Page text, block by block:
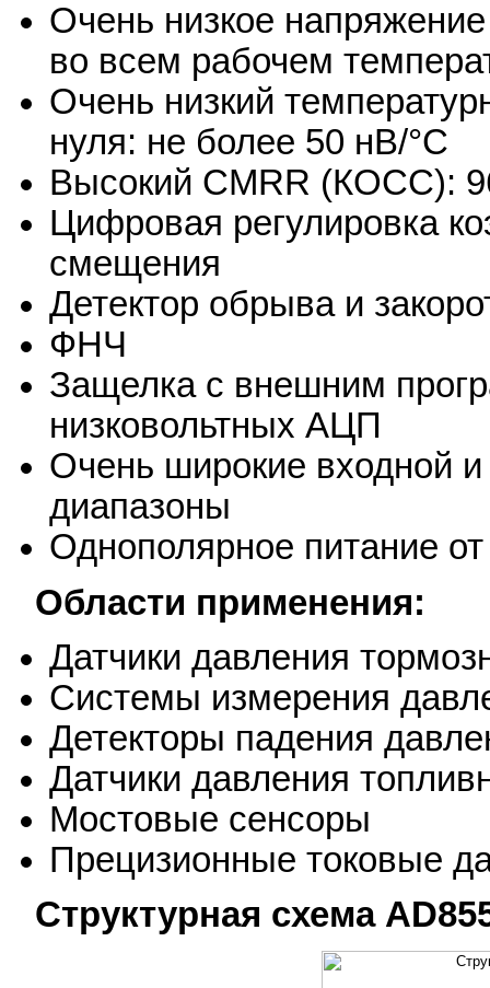
Очень низкое
во всем рабочем
Очень низкий
нуля: не более 50 нВ/°C
Высокий CMRR (КОСС):
Цифровая регулировка
смещения
Детектор обрыва и
ФНЧ
Защелка с внешним
низковольтных АЦП
Очень широкие входной
диапазоны
Однополярное питание
Области применения:
Датчики давления
Системы измерения
Детекторы падения
Датчики давления
Мостовые сенсоры
Прецизионные токовые
Структурная схема